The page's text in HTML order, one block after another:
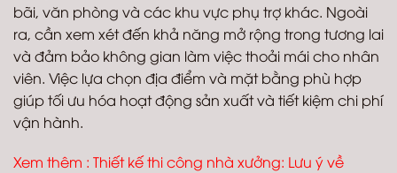
bãi, văn phòng và các khu vực phụ trợ khác. Ngoài
ra, cần xem xét đến khả năng mở rộng trong tương lai
và đảm bảo không gian làm việc thoải mái cho nhân
viên. Việc lựa chọn địa điểm và mặt bằng phù hợp
giúp tối ưu hóa hoạt động sản xuất và tiết kiệm chi phí
vận hành.
Xem thêm : Thiết kế thi công nhà xưởng: Lưu ý về